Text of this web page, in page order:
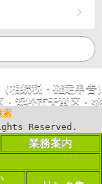
索
Reserved.
業務案内
相続税・確定申
・浜松市天竜区 ・